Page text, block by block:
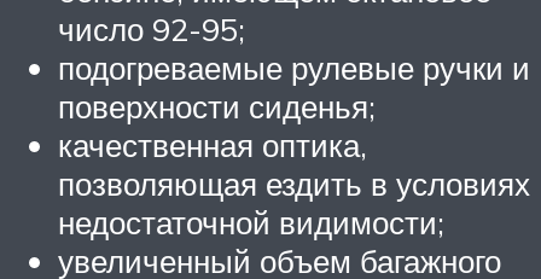
число 92-95;
подогреваемые рулевые ручки и
поверхности сиденья;
качественная оптика,
позволяющая ездить в условиях
недостаточной видимости;
увеличенный объем багажного